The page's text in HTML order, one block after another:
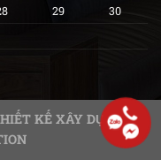
29
30
KẾ XÂY DỰNG 5T